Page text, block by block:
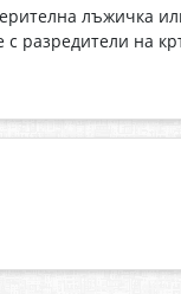
лъжичка
разредители на